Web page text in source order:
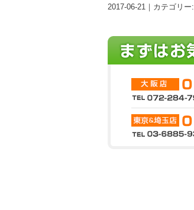
2017-06-21｜カテゴリー: